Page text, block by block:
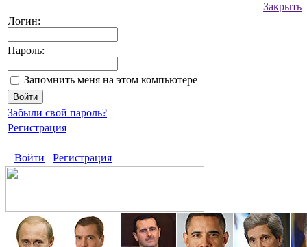
Закрыть
Логин:
Пароль:
Запомнить меня на этом компьютере
Забыли свой пароль?
Регистрация
Войти Регистрация